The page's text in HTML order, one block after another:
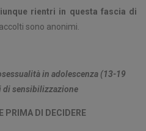
rientri in questa fascia di
sono anonimi.
in adolescenza (13-19
di sensibilizzazione
PRIMA DI DECIDERE